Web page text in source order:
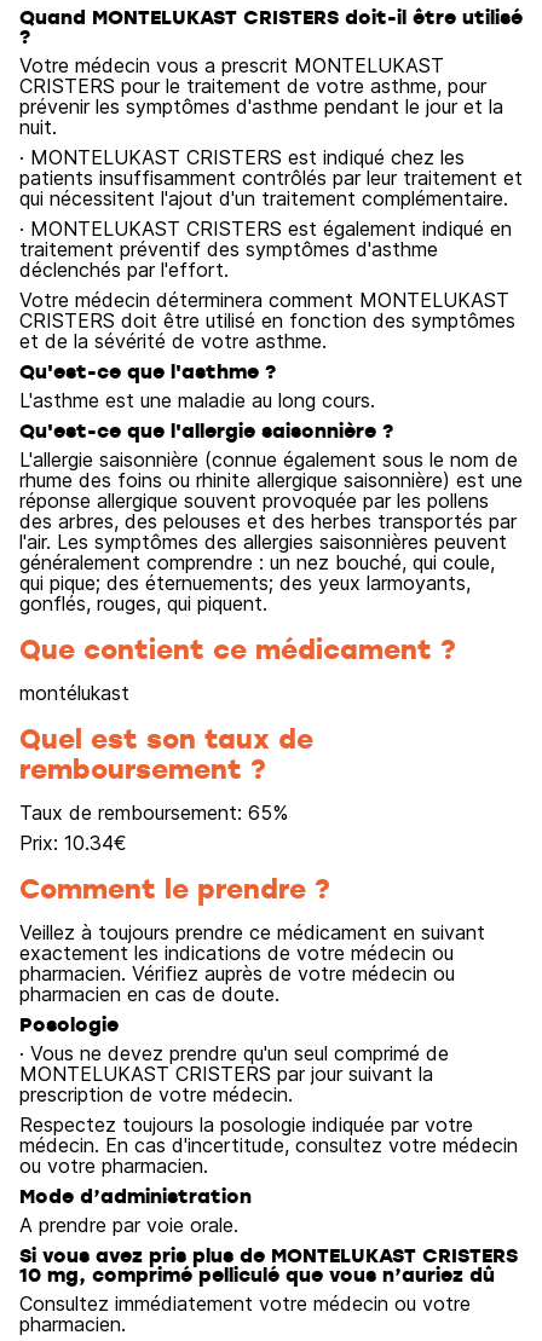
Quand MONTELUKAST CRISTERS doit-il être utilisé
?
Votre médecin vous a prescrit MONTELUKAST
CRISTERS pour le traitement de votre asthme, pour
prévenir les symptômes d'asthme pendant le jour et la
nuit.
· MONTELUKAST CRISTERS est indiqué chez les
patients insuffisamment contrôlés par leur traitement et
qui nécessitent l'ajout d'un traitement complémentaire.
· MONTELUKAST CRISTERS est également indiqué en
traitement préventif des symptômes d'asthme
déclenchés par l'effort.
Votre médecin déterminera comment MONTELUKAST
CRISTERS doit être utilisé en fonction des symptômes
et de la sévérité de votre asthme.
Qu'est-ce que l'asthme ?
L'asthme est une maladie au long cours.
Qu'est-ce que l'allergie saisonnière ?
L'allergie saisonnière (connue également sous le nom de
rhume des foins ou rhinite allergique saisonnière) est une
réponse allergique souvent provoquée par les pollens
des arbres, des pelouses et des herbes transportés par
l'air. Les symptômes des allergies saisonnières peuvent
généralement comprendre : un nez bouché, qui coule,
qui pique; des éternuements; des yeux larmoyants,
gonflés, rouges, qui piquent.
Que contient ce médicament ?
montélukast
Quel est son taux de
remboursement ?
Taux de remboursement: 65%
Prix: 10.34€
Comment le prendre ?
Veillez à toujours prendre ce médicament en suivant
exactement les indications de votre médecin ou
pharmacien. Vérifiez auprès de votre médecin ou
pharmacien en cas de doute.
Posologie
· Vous ne devez prendre qu'un seul comprimé de
MONTELUKAST CRISTERS par jour suivant la
prescription de votre médecin.
Respectez toujours la posologie indiquée par votre
médecin. En cas d'incertitude, consultez votre médecin
ou votre pharmacien.
Mode d’administration
A prendre par voie orale.
Si vous avez pris plus de MONTELUKAST CRISTERS
10 mg, comprimé pelliculé que vous n’auriez dû
Consultez immédiatement votre médecin ou votre
pharmacien.